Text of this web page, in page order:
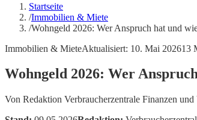
Startseite
/Immobilien & Miete
/Wohngeld 2026: Wer Anspruch hat und
Immobilien & MieteAktualisiert: 10. Mai 202613
Wohngeld 2026: Wer
Von Redaktion Verbraucherzentrale Finanzen und